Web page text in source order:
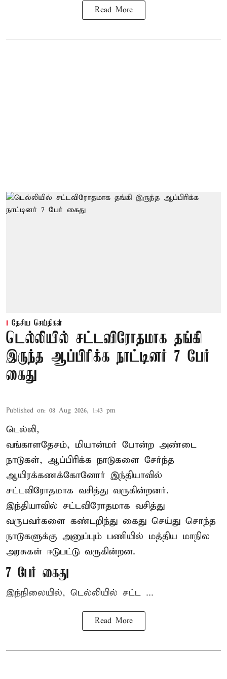
Read More
தேசிய செய்திகள்
டெல்லியில் சட்டவிரோதமாக தங்கி
இருந்த ஆப்பிரிக்க நாட்டினர் 7 பேர்
கைது
Published on: 08 Aug 2026, 1:43 pm
டெல்லி,
வங்காளதேசம், மியான்மர் போன்ற அண்டை
நாடுகள், ஆப்பிரிக்க நாடுகளை சேர்ந்த
ஆயிரக்கணக்கோனோர் இந்தியாவில்
சட்டவிரோதமாக வசித்து வருகின்றனர்.
இந்தியாவில் சட்டவிரோதமாக வசித்து
வருபவர்களை கண்டறிந்து கைது செய்து சொந்த
நாடுகளுக்கு அனுப்பும் பணியில் மத்திய மாநில
அரசுகள் ஈடுபட்டு வருகின்றன.
7 பேர் கைது
இந்நிலையில், டெல்லியில் சட்ட ...
Read More